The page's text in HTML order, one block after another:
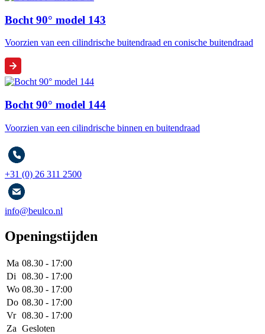
Bocht 90° model 143
Voorzien van een cilindrische buitendraad en conische buitendraad
Bocht 90° model 144
Voorzien van een cilindrische binnen en buitendraad
+31 (0) 26 311 2500
info@beulco.nl
Openingstijden
Ma 08.30 - 17:00
Di
08.30 - 17:00
Wo 08.30 - 17:00
Do 08.30 - 17:00
Vr 08.30 - 17:00
Za Gesloten